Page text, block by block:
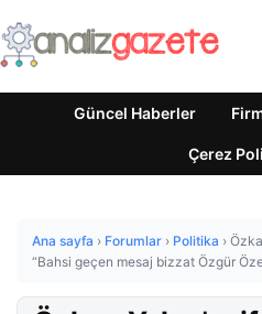
Güncel Haberler
Çerez
Ana sayfa › Forumlar › Politika ›
“Bahsi geçen mesaj bizzat Özgür